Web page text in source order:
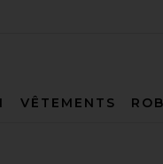
VÊTEMENTS